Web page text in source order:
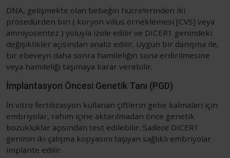
DNA, gelişmekte olan bebeğin hücrelerinden iki
prosedürden biri ( koryon villus örneklemesi [CVS] veya
amniyosentez ) yoluyla izole edilir ve DICER1 genindeki
değişiklikler açısından analiz edilir. Uygun bir danışma ile,
bir ebeveyn daha sonra hamileliğin sona erdirilmesine
veya hamileliği taşımaya karar verebilir.
İmplantasyon Öncesi Genetik Tanı (PGD)
İn vitro fertilizasyon kullanan çiftlerin gebe kalmaları için
embriyolar, rahim içine aktarılmadan önce genetik
bozukluklar açısından test edilebilir. Sadece DICER1
geninin iki çalışma kopyasını taşıyan sağlıklı embriyolar
implante edilir.